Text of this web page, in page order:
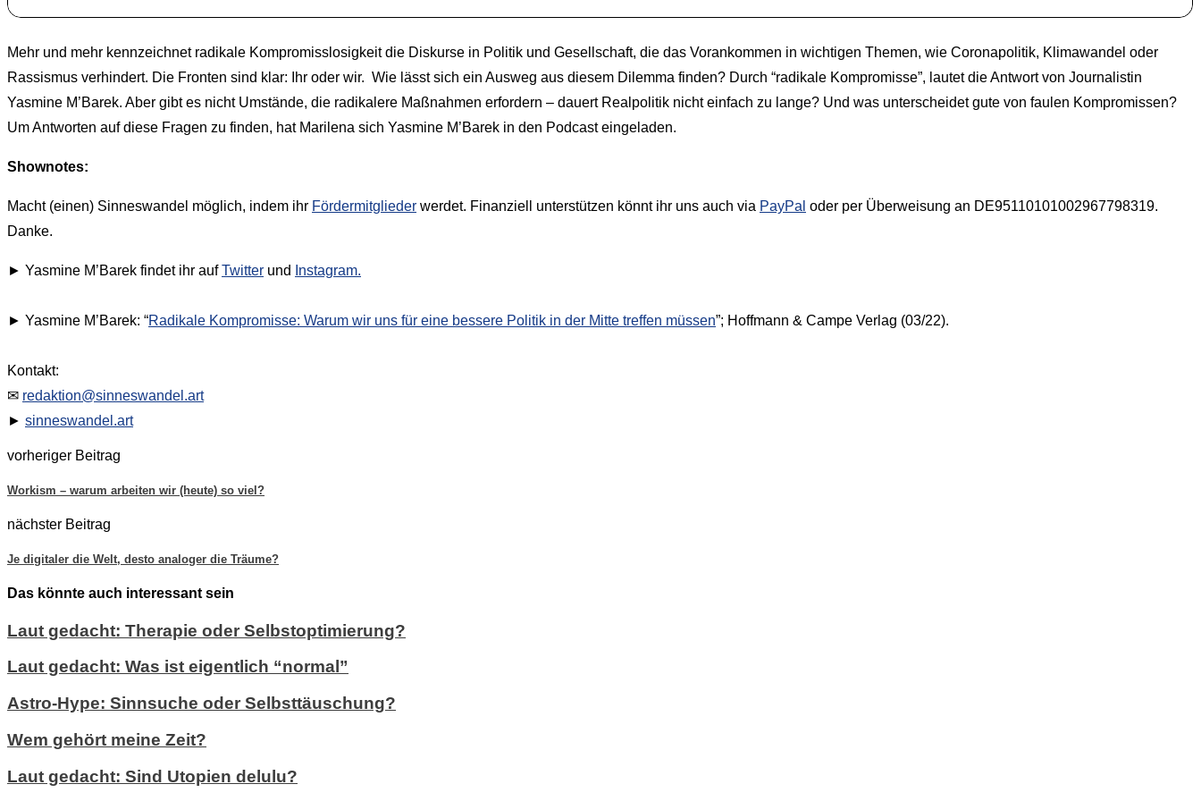
Mehr und mehr kennzeichnet radikale Kompromisslosigkeit die Diskurse in Politik und Gesellschaft, die das Vorankommen in wichtigen Themen, wie Coronapolitik, Klimawandel oder
Rassismus verhindert. Die Fronten sind klar: Ihr oder wir. Wie lässt sich ein Ausweg aus diesem Dilemma finden? Durch “radikale Kompromisse”, lautet die Antwort von Journalistin
Yasmine M’Barek. Aber gibt es nicht Umstände, die radikalere Maßnahmen erfordern – dauert Realpolitik nicht einfach zu lange? Und was unterscheidet gute von faulen Kompromissen?
Um Antworten auf diese Fragen zu finden, hat Marilena sich Yasmine M’Barek in den Podcast eingeladen.
Shownotes:
Macht (einen) Sinneswandel möglich, indem ihr Fördermitglieder werdet. Finanziell unterstützen könnt ihr uns auch via PayPal oder per Überweisung an DE95110101002967798319.
Danke.
► Yasmine M’Barek findet ihr aufTwitter und Instagram.
► Yasmine M’Barek: “Radikale Kompromisse: Warum wir uns für eine bessere Politik in der Mitte treffen müssen”; Hoffmann & Campe Verlag (03/22).
Kontakt:
✉ redaktion@sinneswandel.art
► sinneswandel.art
vorheriger Beitrag
Workism – warum arbeiten wir (heute) so viel?
nächster Beitrag
Je digitaler die Welt, desto analoger die Träume?
Das könnte auch interessant sein
Laut gedacht: Therapie oder Selbstoptimierung?
Laut gedacht: Was ist eigentlich “normal”
Astro-Hype: Sinnsuche oder Selbsttäuschung?
Wem gehört meine Zeit?
Laut gedacht: Sind Utopien delulu?